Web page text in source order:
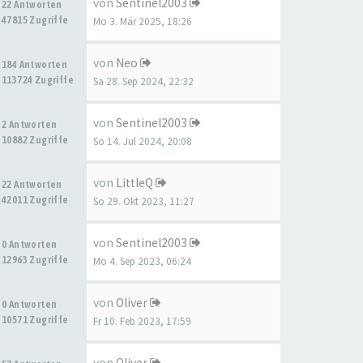
22 Antworten
47815 Zugriffe
Mo 3. Mär 2025, 18:26
184 Antworten
113724 Zugriffe
von Neo
Sa 28. Sep 2024, 22:32
2 Antworten
10882 Zugriffe
von Sentinel2003
So 14. Jul 2024, 20:08
22 Antworten
42011 Zugriffe
von LittleQ
So 29. Okt 2023, 11:27
0 Antworten
12963 Zugriffe
von Sentinel2003
Mo 4. Sep 2023, 06:24
0 Antworten
10571 Zugriffe
von Oliver
Fr 10. Feb 2023, 17:59